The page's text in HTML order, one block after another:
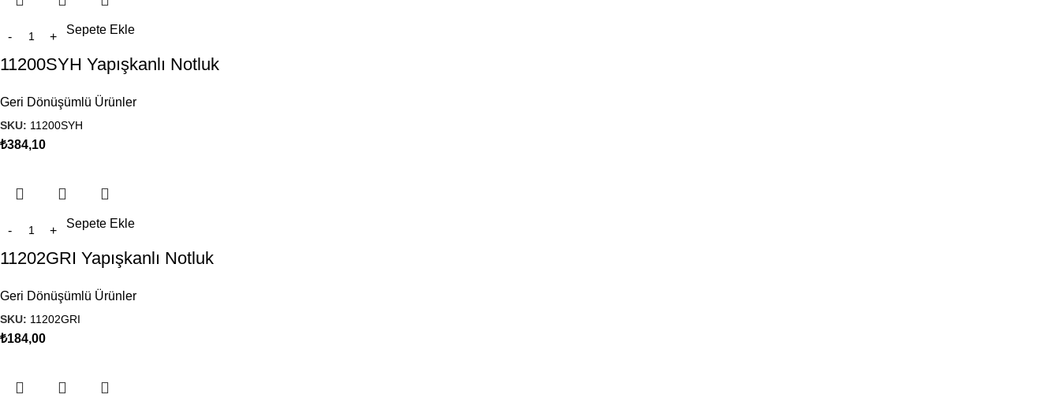
Sepete Ekle
11200SYH Yapışkanlı Notluk
Geri Dönüşümlü Ürünler
SKU: 11200SYH
₺384,10
Sepete Ekle
11202GRI Yapışkanlı Notluk
Geri Dönüşümlü Ürünler
SKU: 11202GRI
₺184,00